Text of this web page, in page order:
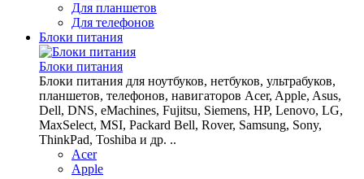
Для планшетов
Для телефонов
Блоки питания
Блоки питания
Блоки питания для ноутбуков, нетбуков, ультрабуков,
планшетов, телефонов, навигаторов Acer, Apple, Asus,
Dell, DNS, eMachines, Fujitsu, Siemens, HP, Lenovo, LG,
MaxSelect, MSI, Packard Bell, Rover, Samsung, Sony,
ThinkPad, Toshiba и др. ..
Acer
Apple